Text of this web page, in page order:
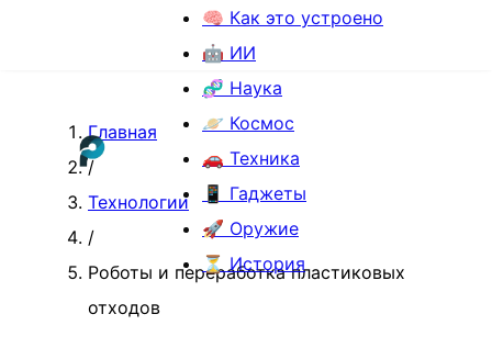
🧠 Как это устроено
🤖 ИИ
🧬 Наука
🪐 Космос
🚗 Техника
📱 Гаджеты
🚀 Оружие
⏳ История
Главная
/
Технологии
/
Роботы и переработка пластиковых
отходов